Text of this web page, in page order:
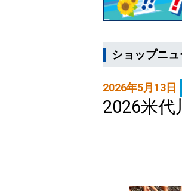
ショップニ
2026年5月13日
2026米代